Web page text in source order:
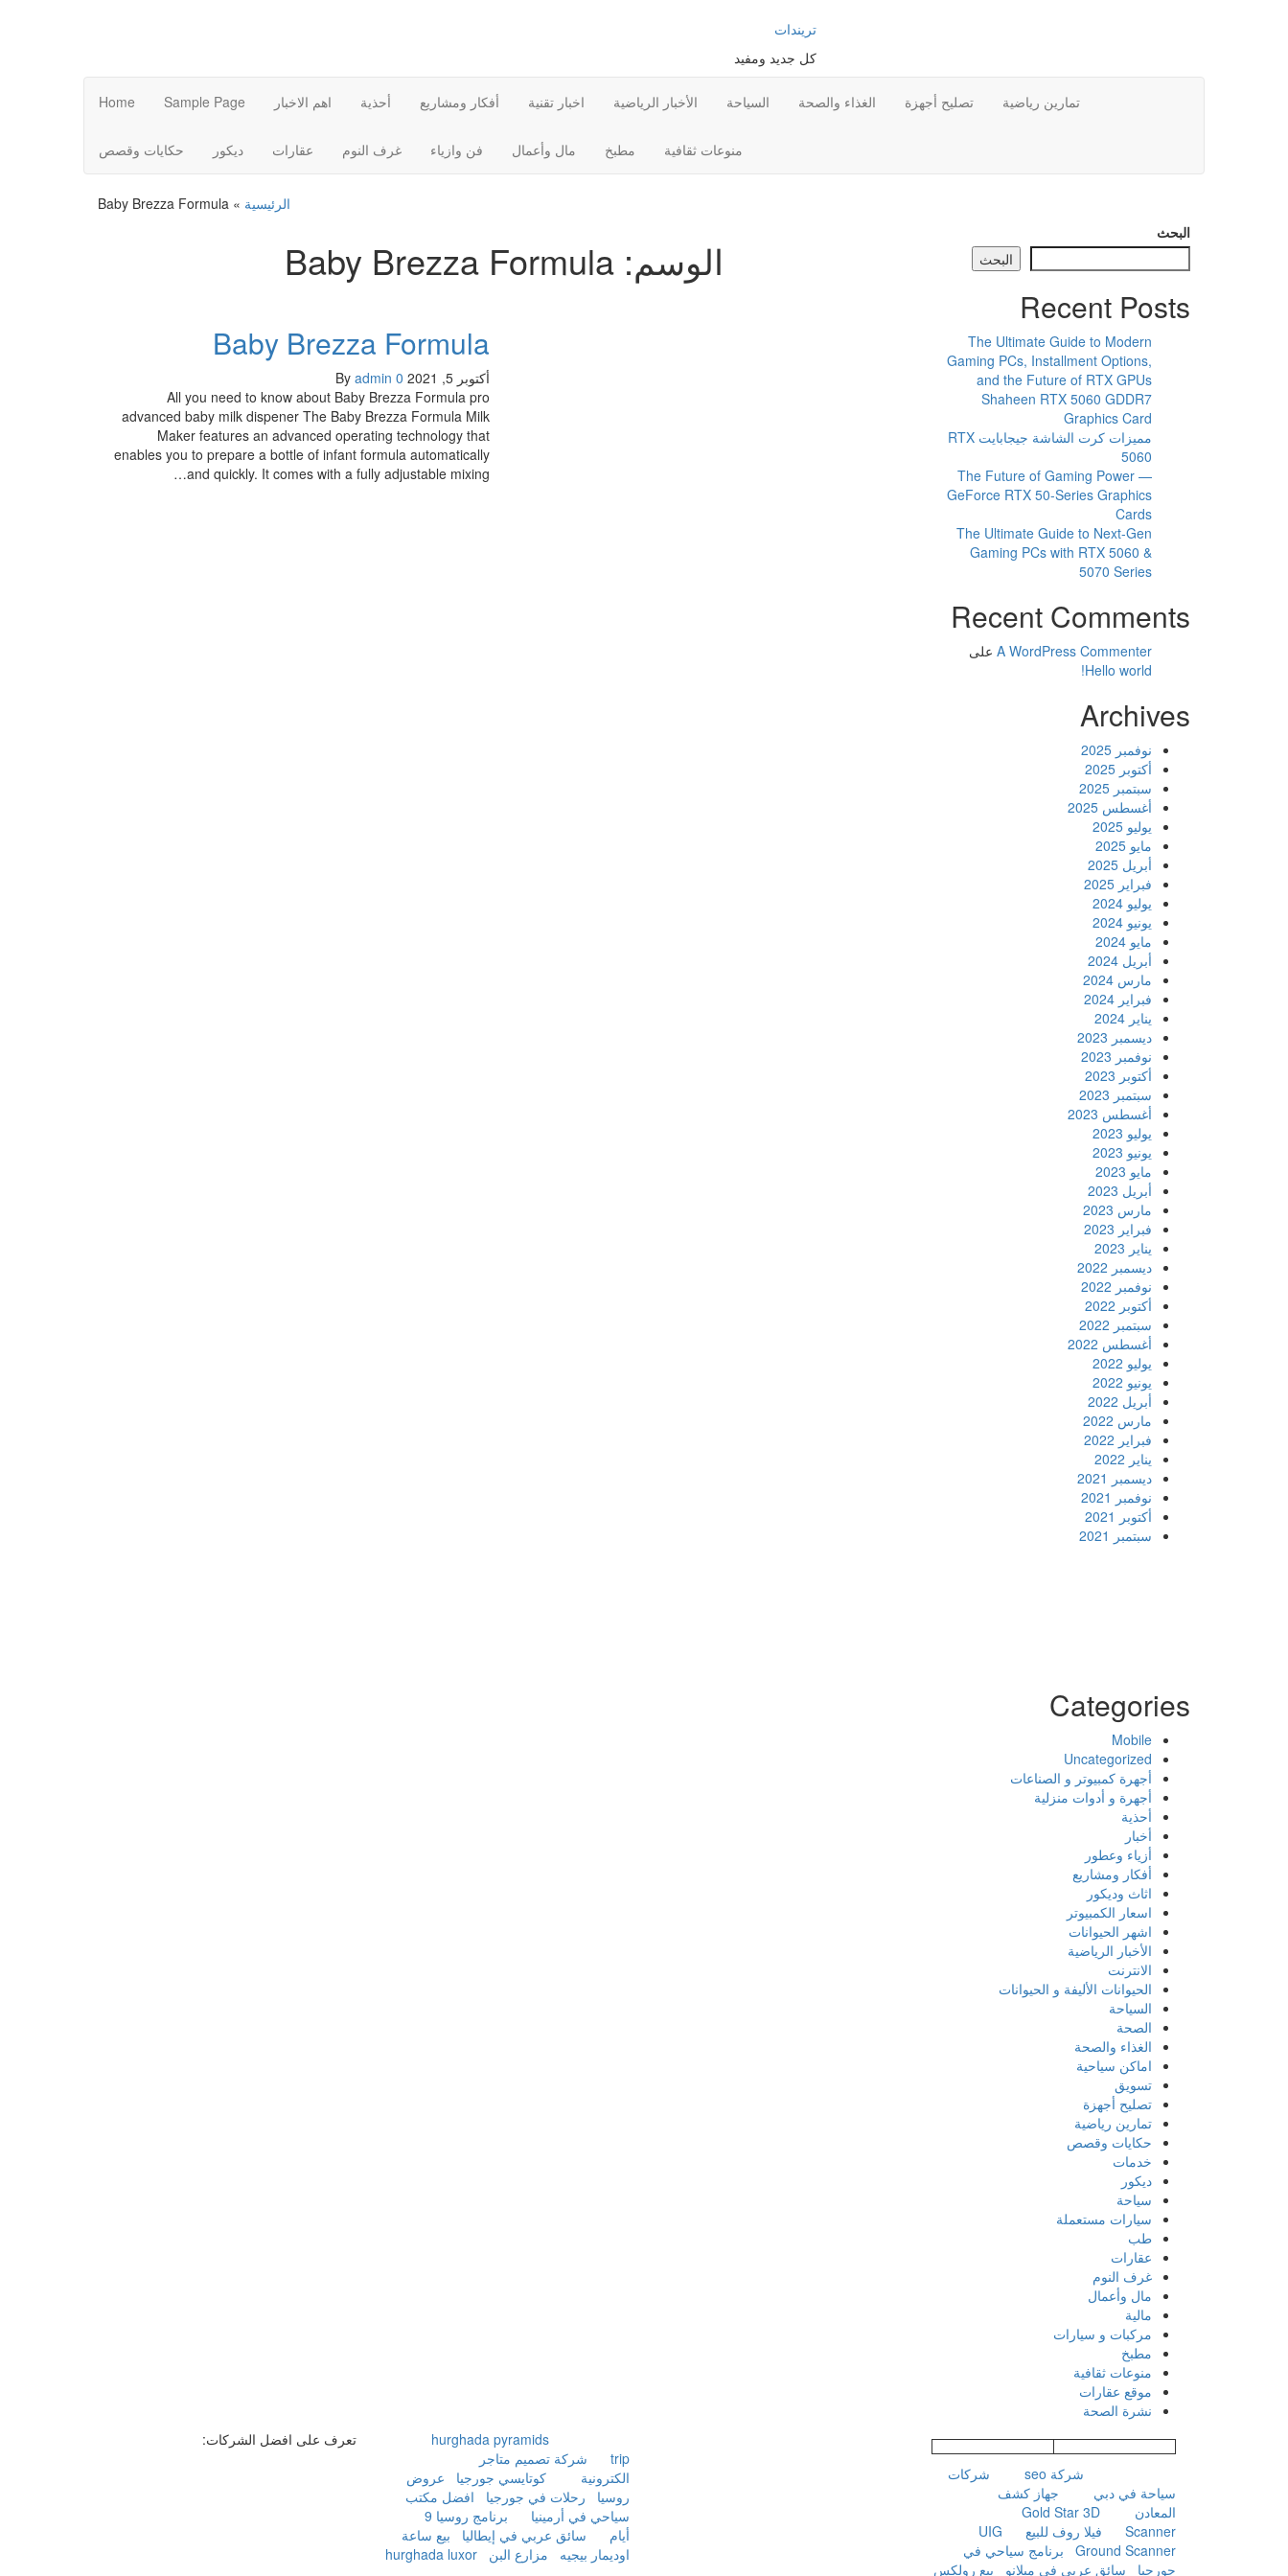
تريندات
كل جديد ومفيد
Home Sample Page اهم الاخبار أحذية أفكار ومشاريع اخبار تقنية الأخبار الرياضية السياحة الغذاء والصحة تصليح أجهزة تمارين رياضية
حكايات وقصص ديكور عقارات غرف النوم فن وازياء مال وأعمال مطبخ منوعات ثقافية
الرئيسية »
Baby Brezza Formula
الوسم:Baby Brezza Formula
Baby Brezza Formula
أكتوبر 5, 2021 By admin 0
All you need to know about Baby Brezza Formula pro
advanced baby milk dispener The Baby Brezza Formula Milk
Maker features an advanced operating technology that
enables you to prepare a bottle of infant formula automatically
and quickly. It comes with a fully adjustable mixing…
البحث
البحث
Recent Posts
The Ultimate Guide to Modern
Gaming PCs, Installment Options,
and the Future of RTX GPUs
Shaheen RTX 5060 GDDR7
Graphics Card
مميزات كرت الشاشة جيجابايت RTX
5060
The Future of Gaming Power —
GeForce RTX 50-Series Graphics
Cards
The Ultimate Guide to Next-Gen
Gaming PCs with RTX 5060 &
5070 Series
Recent Comments
A WordPress Commenter على
Hello world!
Archives
نوفمبر 2025
أكتوبر 2025
سبتمبر 2025
أغسطس 2025
يوليو 2025
مايو 2025
أبريل 2025
فبراير 2025
يوليو 2024
يونيو 2024
مايو 2024
أبريل 2024
مارس 2024
فبراير 2024
يناير 2024
ديسمبر 2023
نوفمبر 2023
أكتوبر 2023
سبتمبر 2023
أغسطس 2023
يوليو 2023
يونيو 2023
مايو 2023
أبريل 2023
مارس 2023
فبراير 2023
يناير 2023
ديسمبر 2022
نوفمبر 2022
أكتوبر 2022
سبتمبر 2022
أغسطس 2022
يوليو 2022
يونيو 2022
أبريل 2022
مارس 2022
فبراير 2022
يناير 2022
ديسمبر 2021
نوفمبر 2021
أكتوبر 2021
سبتمبر 2021
Categories
Mobile
Uncategorized
أجهرة كمبيوتر و الصناعات
أجهرة و أدوات منزلية
أحذية
أخبار
أزياء وعطور
أفكار ومشاريع
اثاث وديكور
اسعار الكمبيوتر
اشهر الحيوانات
الأخبار الرياضية
الانترنت
الحيوانات الأليفة و الحيوانات
السياحة
الصحة
الغذاء والصحة
اماكن سياحية
تسويق
تصليح أجهزة
تمارين رياضية
حكايات وقصص
خدمات
ديكور
سياحة
سيارات مستعملة
طب
عقارات
غرف النوم
مال وأعمال
مالية
مركبات و سيارات
مطبخ
منوعات ثقافية
موقع عقارات
نشرة الصحة
تعرف على افضل الشركات:
hurghada pyramids
trip
شركة تصميم متاجر
الكترونية
كوتايسي جورجيا
عروض
روسيا
رحلات في جورجيا
افضل مكتب
سياحي في أرمينيا
برنامج روسيا 9
أيام
سائق عربي في إيطاليا
بيع ساعة
اوديمار بيجيه
مزارع البن hurghada luxor
شركة seo
شركات
سياحة في دبي
جهاز كشف
المعادن
Gold Star 3D
Scanner
فيلا روف للبيع
UIG
Ground Scanner
برنامج سياحي في
جورجيا
سائق عربي في ميلانو بيع رولكس